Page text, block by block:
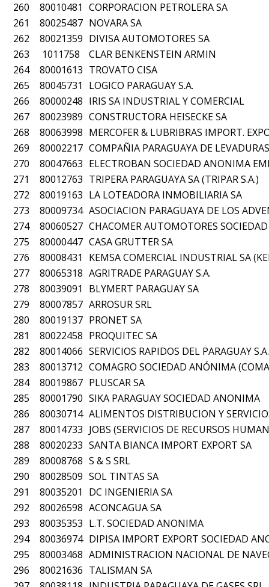
260
80010481 CORPORACION PETROLERA SA
261
80025487 NOVARA SA
262
80021359 DIVISA AUTOMOTORES SA
263
1011758
CLAR BENKENSTEIN ARMIN
264
80001613 TROVATO CISA
265
80045731
LOGICO PARAGUAY S.A.
266
80000248 IRIS SA INDUSTRIAL Y COMERCIAL
267
80023989 CONSTRUCTORA HEISECKE SA
268
80063998 MERCOFER & LUBRIBRAS IMPORT.
269
80002217 COMPAÑIA PARAGUAYA DE
270
80047663 ELECTROBAN SOCIEDAD ANONIMA
271
80012763 TRIPERA PARAGUAYA SA (TRIPAR S.A.)
272
80019163 LA LOTEADORA INMOBILIARIA SA
273
80009734 ASOCIACION PARAGUAYA DE LOS
274
80060527 CHACOMER AUTOMOTORES
275
80000447 CASA GRUTTER SA
276
80008431
KEMSA COMERCIAL INDUSTRIAL SA
277
80065318 AGRITRADE PARAGUAY S.A.
278
80039091
BLYMERT PARAGUAY SA
279
80007857 ARROSUR SRL
280
80019137 PRONET SA
281
80022458 PROQUITEC SA
282
80014066 SERVICIOS RAPIDOS DEL PARAGUAY S.A.
283
80013712 COMAGRO SOCIEDAD ANÓNIMA
284
80019867 PLUSCAR SA
285
80001790 SIKA PARAGUAY SOCIEDAD ANONIMA
286
80030714 ALIMENTOS DISTRIBUCION Y
287
80014733 JOBS (SERVICIOS DE RECURSOS
288
80020233 SANTA BIANCA IMPORT EXPORT SA
289
80008768 S & S SRL
290
80028509 SOL TINTAS SA
291
80035201
DC INGENIERIA SA
292
80026598 ACONCAGUA SA
293
80035353 L.T. SOCIEDAD ANONIMA
294
80036974 DIPISA IMPORT EXPORT SOCIEDAD
295
80003468 ADMINISTRACION NACIONAL DE
296
80021636 TALISMAN SA